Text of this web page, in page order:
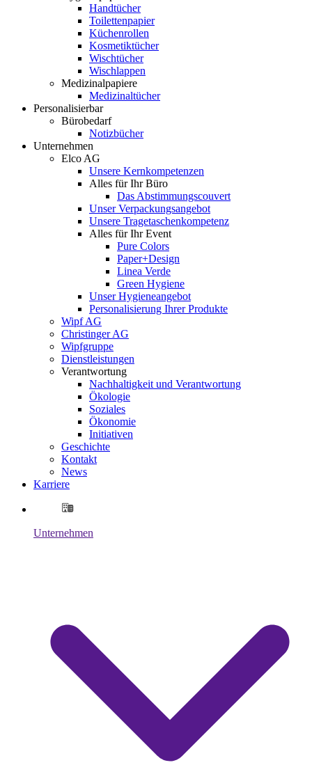
Handtücher
Toilettenpapier
Küchenrollen
Kosmetiktücher
Wischtücher
Wischlappen
Medizinalpapiere
Medizinaltücher
Personalisierbar
Bürobedarf
Notizbücher
Unternehmen
Elco AG
Unsere Kernkompetenzen
Alles für Ihr Büro
Das Abstimmungscouvert
Unser Verpackungsangebot
Unsere Tragetaschenkompetenz
Alles für Ihr Event
Pure Colors
Paper+Design
Linea Verde
Green Hygiene
Unser Hygieneangebot
Personalisierung Ihrer Produkte
Wipf AG
Christinger AG
Wipfgruppe
Dienstleistungen
Verantwortung
Nachhaltigkeit und Verantwortung
Ökologie
Soziales
Ökonomie
Initiativen
Geschichte
Kontakt
News
Karriere
Unternehmen